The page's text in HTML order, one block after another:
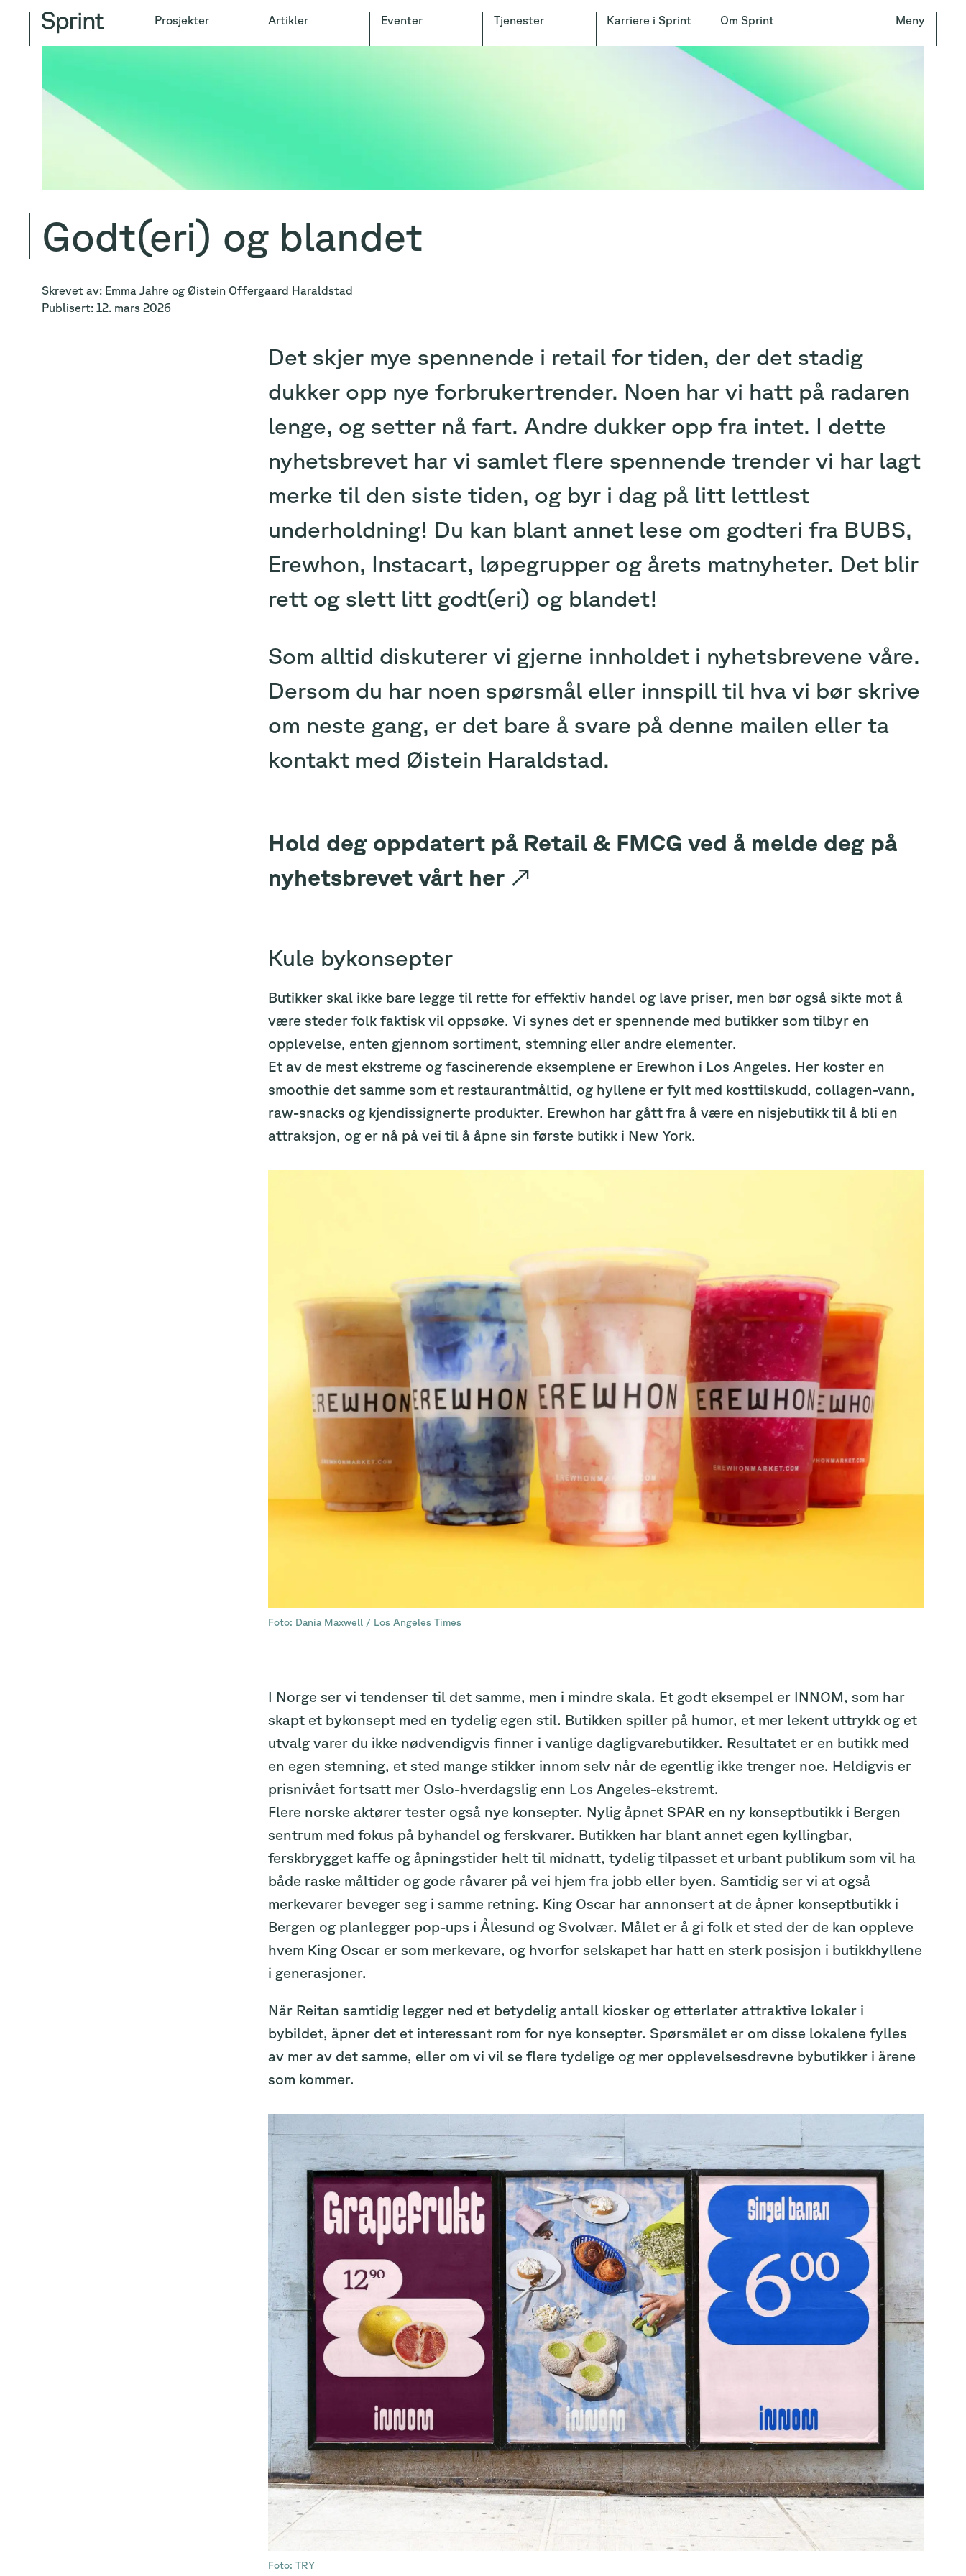
Om Sprint
Karriere i Sprint
Tjenester
Eventer
Artikler
Prosjekter Meny
Godt(eri) og blandet
Skrevet av: Emma Jahre og Øistein Offergaard Haraldstad
Publisert: 12. mars 2026
Det skjer mye spennende i retail for tiden, der det stadig
dukker opp nye forbrukertrender. Noen har vi hatt på radaren
lenge, og setter nå fart. Andre dukker opp fra intet. I dette
nyhetsbrevet har vi samlet flere spennende trender vi har lagt
merke til den siste tiden, og byr i dag på litt lettlest
underholdning! Du kan blant annet lese om godteri fra BUBS,
Erewhon, Instacart, løpegrupper og årets matnyheter. Det blir
rett og slett litt godt(eri) og blandet!
Som alltid diskuterer vi gjerne innholdet i nyhetsbrevene våre.
Dersom du har noen spørsmål eller innspill til hva vi bør skrive
om neste gang, er det bare å svare på denne mailen eller ta
kontakt med Øistein Haraldstad.
Hold deg oppdatert på Retail & FMCG ved å melde deg på
nyhetsbrevet vårt her ↗
Kule bykonsepter
Butikker skal ikke bare legge til rette for effektiv handel og lave priser, men bør også sikte mot å
være steder folk faktisk vil oppsøke. Vi synes det er spennende med butikker som tilbyr en
opplevelse, enten gjennom sortiment, stemning eller andre elementer.
Et av de mest ekstreme og fascinerende eksemplene er Erewhon i Los Angeles. Her koster en
smoothie det samme som et restaurantmåltid, og hyllene er fylt med kosttilskudd, collagen-vann,
raw-snacks og kjendissignerte produkter. Erewhon har gått fra å være en nisjebutikk til å bli en
attraksjon, og er nå på vei til å åpne sin første butikk i New York.
Foto: Dania Maxwell / Los Angeles Times
I Norge ser vi tendenser til det samme, men i mindre skala. Et godt eksempel er INNOM, som har
skapt et bykonsept med en tydelig egen stil. Butikken spiller på humor, et mer lekent uttrykk og et
utvalg varer du ikke nødvendigvis finner i vanlige dagligvarebutikker. Resultatet er en butikk med
en egen stemning, et sted mange stikker innom selv når de egentlig ikke trenger noe. Heldigvis er
prisnivået fortsatt mer Oslo-hverdagslig enn Los Angeles-ekstremt.
Flere norske aktører tester også nye konsepter. Nylig åpnet SPAR en ny konseptbutikk i Bergen
sentrum med fokus på byhandel og ferskvarer. Butikken har blant annet egen kyllingbar,
ferskbrygget kaffe og åpningstider helt til midnatt, tydelig tilpasset et urbant publikum som vil ha
både raske måltider og gode råvarer på vei hjem fra jobb eller byen. Samtidig ser vi at også
merkevarer beveger seg i samme retning. King Oscar har annonsert at de åpner konseptbutikk i
Bergen og planlegger pop-ups i Ålesund og Svolvær. Målet er å gi folk et sted der de kan oppleve
hvem King Oscar er som merkevare, og hvorfor selskapet har hatt en sterk posisjon i butikkhyllene
i generasjoner.
Når Reitan samtidig legger ned et betydelig antall kiosker og etterlater attraktive lokaler i
bybildet, åpner det et interessant rom for nye konsepter. Spørsmålet er om disse lokalene fylles
av mer av det samme, eller om vi vil se flere tydelige og mer opplevelsesdrevne bybutikker i årene
som kommer.
Foto: TRY